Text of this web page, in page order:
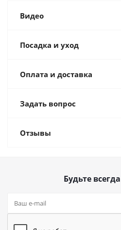
Видео
Посадка и уход
Оплата и доставка
Задать вопрос
Отзывы
Будьте